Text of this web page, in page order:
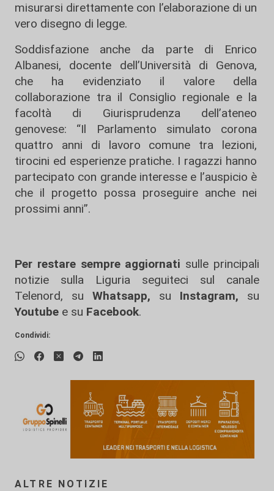
misurarsi direttamente con l’elaborazione di un
vero disegno di legge.
Soddisfazione anche da parte di Enrico
Albanesi, docente dell’Università di Genova,
che ha evidenziato il valore della
collaborazione tra il Consiglio regionale e la
facoltà di Giurisprudenza dell’ateneo
genovese: “Il Parlamento simulato corona
quattro anni di lavoro comune tra lezioni,
tirocini ed esperienze pratiche. I ragazzi hanno
partecipato con grande interesse e l’auspicio è
che il progetto possa proseguire anche nei
prossimi anni”.
Per restare sempre aggiornati sulle principali
notizie sulla Liguria seguiteci sul canale
Telenord, su
Whatsapp, su Instagram, su
Youtube e su Facebook.
Condividi:
ALTRE NOTIZIE